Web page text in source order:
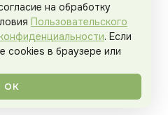
на обработку
Пользовательского
. Если
cookies в браузере или
ОК